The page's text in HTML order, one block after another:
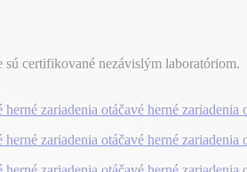
certifikované nezávislým laboratóriom.